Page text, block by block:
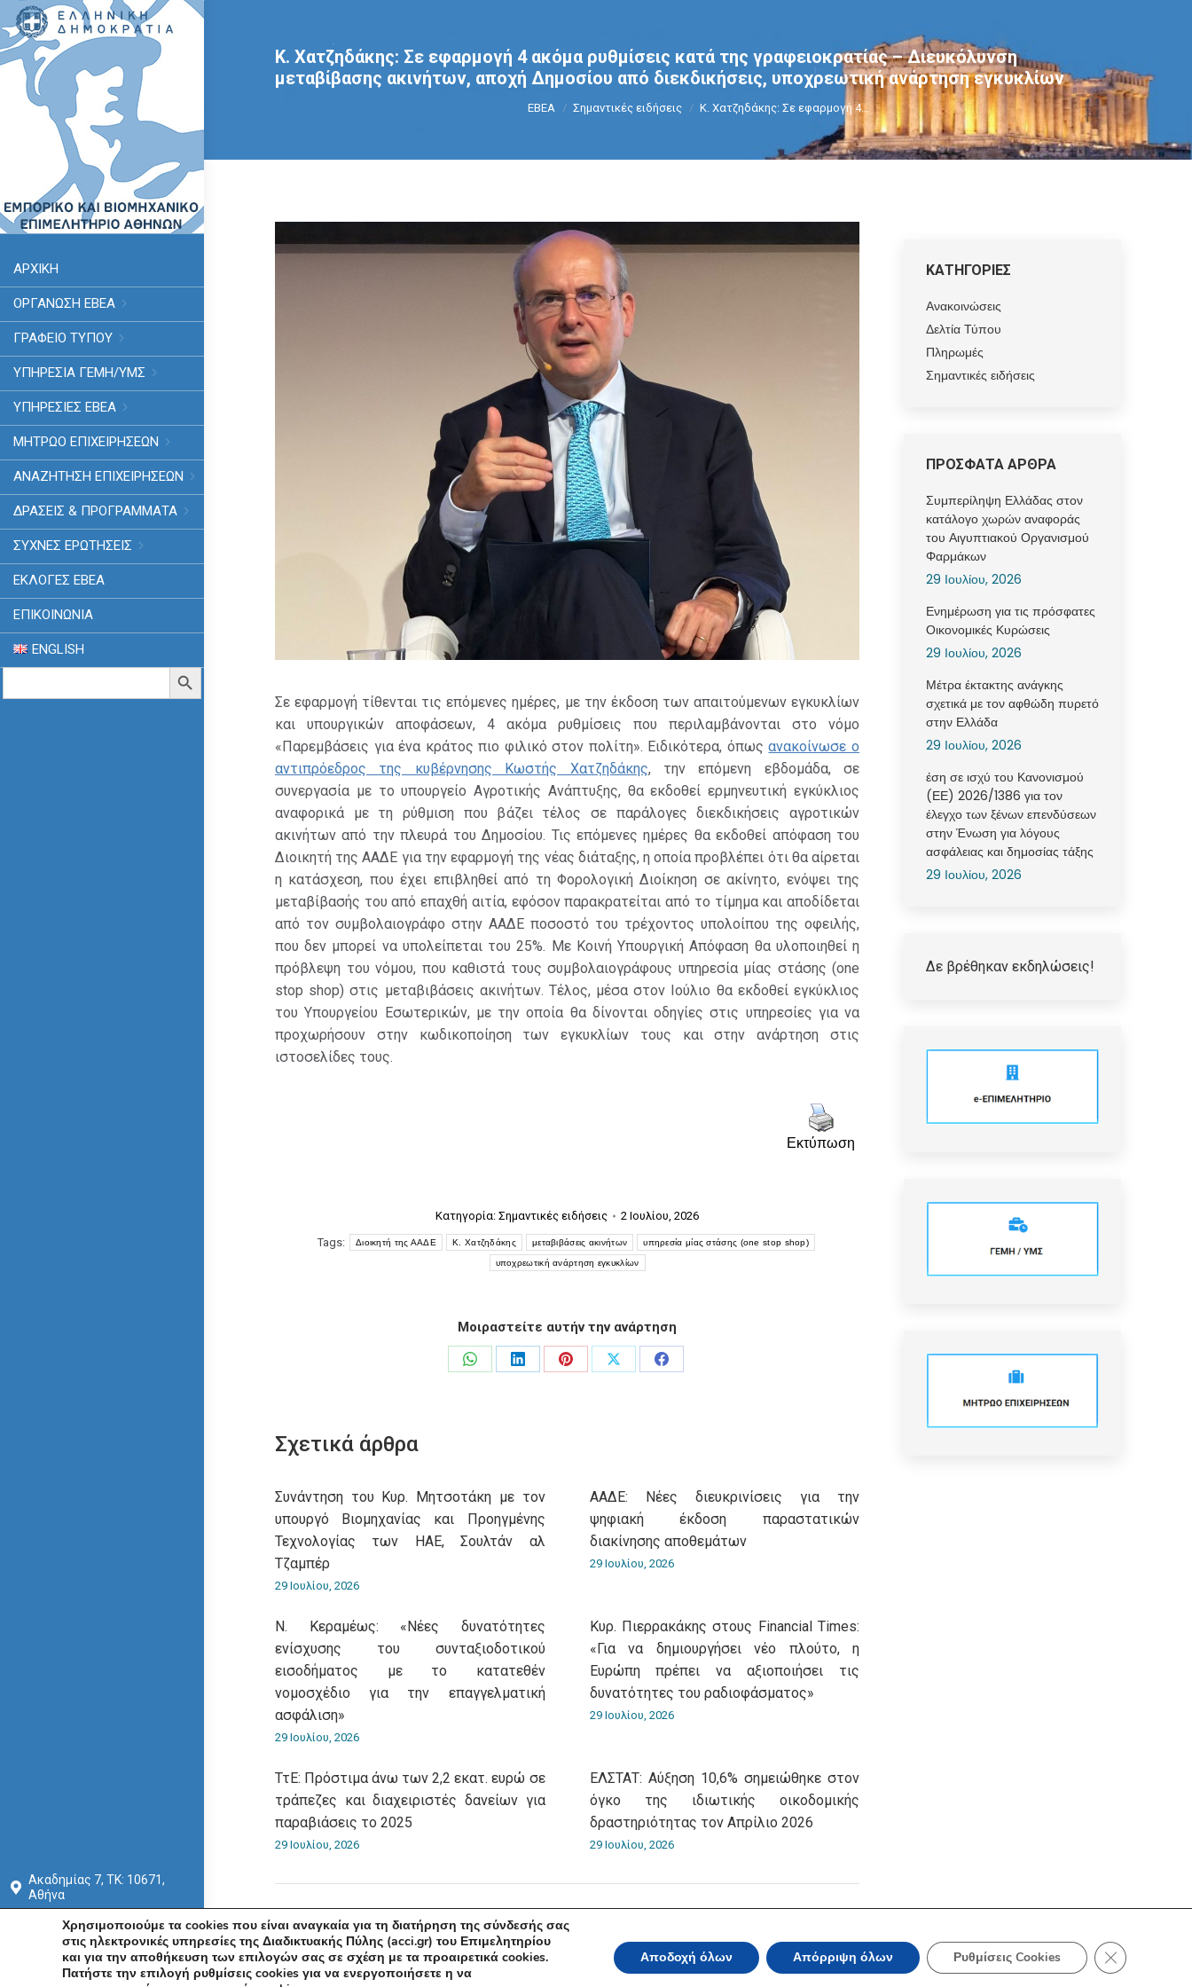
ΑΡΧΙΚΗ
ΟΡΓΑΝΩΣΗ ΕΒΕΑ
ΓΡΑΦΕΙΟ ΤΥΠΟΥ
ΥΠΗΡΕΣΊΑ ΓΕΜΗ/ΥΜΣ
ΥΠΗΡΕΣΙΕΣ ΕΒΕΑ
ΜΗΤΡΩΟ ΕΠΙΧΕΙΡΗΣΕΩΝ
ΑΝΑΖΗΤΗΣΗ ΕΠΙΧΕΙΡΗΣΕΩΝ
ΔΡΑΣΕΙΣ & ΠΡΟΓΡΑΜΜΑΤΑ
ΣΥΧΝΕΣ ΕΡΩΤΗΣΕΙΣ
ΕΚΛΟΓΈΣ ΕΒΕΑ
ΕΠΙΚΟΙΝΩΝΙΑ
ENGLISH
Search
Search Button
Ακαδημίας 7, ΤΚ: 10671,
Αθήνα
+30 210 3604815
info@acci.gr
Κ. Χατζηδάκης: Σε εφαρμογή 4 ακόμα ρυθμίσεις κατά της γραφειοκρατίας – Διευκόλυνση
μεταβίβασης ακινήτων, αποχή Δημοσίου από διεκδικήσεις, υποχρεωτική ανάρτηση εγκυκλίων
You are here:
ΕΒΕΑ Σημαντικές ειδήσεις Κ. Χατζηδάκης: Σε εφαρμογή 4…
Σε εφαρμογή τίθενται τις επόμενες ημέρες, με την έκδοση των απαιτούμενων εγκυκλίων
και υπουργικών αποφάσεων, 4 ακόμα ρυθμίσεις που περιλαμβάνονται στο νόμο
«Παρεμβάσεις για ένα κράτος πιο φιλικό στον πολίτη». Ειδικότερα, όπωςανακοίνωσε ο
αντιπρόεδρος της κυβέρνησης Κωστής Χατζηδάκης, την επόμενη εβδομάδα, σε
συνεργασία με το υπουργείο Αγροτικής Ανάπτυξης, θα εκδοθεί ερμηνευτική εγκύκλιος
αναφορικά με τη ρύθμιση που βάζει τέλος σε παράλογες διεκδικήσεις αγροτικών
ακινήτων από την πλευρά του Δημοσίου. Τις επόμενες ημέρες θα εκδοθεί απόφαση του
Διοικητή της ΑΑΔΕ για την εφαρμογή της νέας διάταξης, η οποία προβλέπει ότι θα αίρεται
η κατάσχεση, που έχει επιβληθεί από τη Φορολογική Διοίκηση σε ακίνητο, ενόψει της
μεταβίβασής του από επαχθή αιτία, εφόσον παρακρατείται από το τίμημα και αποδίδεται
από τον συμβολαιογράφο στην ΑΑΔΕ ποσοστό του τρέχοντος υπολοίπου της οφειλής,
που δεν μπορεί να υπολείπεται του 25%. Με Κοινή Υπουργική Απόφαση θα υλοποιηθεί η
πρόβλεψη του νόμου, που καθιστά τους συμβολαιογράφους υπηρεσία μίας στάσης (one
stop shop) στις μεταβιβάσεις ακινήτων. Τέλος, μέσα στον Ιούλιο θα εκδοθεί εγκύκλιος
του Υπουργείου Εσωτερικών, με την οποία θα δίνονται οδηγίες στις υπηρεσίες για να
προχωρήσουν στην κωδικοποίηση των εγκυκλίων τους και στην ανάρτηση στις
ιστοσελίδες τους.
Εκτύπωση
Κατηγορία: Σημαντικές ειδήσεις
2 Ιουλίου, 2026
Tags:
Διοικητή της ΑΑΔΕ Κ. Χατζηδάκης μεταβιβάσεις ακινήτων υπηρεσία μίας στάσης (one stop shop)
υποχρεωτική ανάρτηση εγκυκλίων
Μοιραστείτε αυτήν την ανάρτηση
Share
Share
Share
Share
Share
Σχετικά άρθρα
Συνάντηση του Κυρ. Μητσοτάκη με τον
υπουργό Βιομηχανίας και Προηγμένης
Τεχνολογίας των ΗΑΕ, Σουλτάν αλ
Τζαμπέρ
29 Ιουλίου, 2026
ΑΑΔΕ: Νέες διευκρινίσεις για την
ψηφιακή έκδοση παραστατικών
διακίνησης αποθεμάτων
29 Ιουλίου, 2026
Ν. Κεραμέως: «Νέες δυνατότητες
ενίσχυσης του συνταξιοδοτικού
εισοδήματος με το κατατεθέν
νομοσχέδιο για την επαγγελματική
ασφάλιση»
29 Ιουλίου, 2026
Κυρ. Πιερρακάκης στους Financial Times:
«Για να δημιουργήσει νέο πλούτο, η
Ευρώπη πρέπει να αξιοποιήσει τις
δυνατότητες του ραδιοφάσματος»
29 Ιουλίου, 2026
ΤτΕ: Πρόστιμα άνω των 2,2 εκατ. ευρώ σε
τράπεζες και διαχειριστές δανείων για
παραβιάσεις το 2025
29 Ιουλίου, 2026
ΕΛΣΤΑΤ: Αύξηση 10,6% σημειώθηκε στον
όγκο της ιδιωτικής οικοδομικής
δραστηριότητας τον Απρίλιο 2026
29 Ιουλίου, 2026
ΚΑΤΗΓΟΡΙΕΣ
Ανακοινώσεις
Δελτία Τύπου
Πληρωμές
Σημαντικές ειδήσεις
ΠΡΟΣΦΑΤΑ ΑΡΘΡΑ
Συμπερίληψη Ελλάδας στον
κατάλογο χωρών αναφοράς
του Αιγυπτιακού Οργανισμού
Φαρμάκων
29 Ιουλίου, 2026
Ενημέρωση για τις πρόσφατες
Οικονομικές Κυρώσεις
29 Ιουλίου, 2026
Μέτρα έκτακτης ανάγκης
σχετικά με τον αφθώδη πυρετό
στην Ελλάδα
29 Ιουλίου, 2026
έση σε ισχύ του Κανονισμού
(ΕΕ) 2026/1386 για τον
έλεγχο των ξένων επενδύσεων
στην Ένωση για λόγους
ασφάλειας και δημοσίας τάξης
29 Ιουλίου, 2026
Δε βρέθηκαν εκδηλώσεις!
© Εμπορικό και Βιομηχανικό Επιμελητήριο Αθηνών 2026 | Ακαδημίας 7, ΤΚ: 10671, Αθήνα, Τηλ: +30 210 3604815, e-mail: info@acci.gr
Όροι Χρήσης
Πολιτική Ασφάλειας|Πολιτική Απορρήτου |Δήλωση Προσβασιμότητας
Χρησιμοποιούμε τα cookies που είναι αναγκαία για τη διατήρηση της σύνδεσής σας
στις ηλεκτρονικές υπηρεσίες της Διαδικτυακής Πύλης (acci.gr) του Επιμελητηρίου
και για την αποθήκευση των επιλογών σας σε σχέση με τα προαιρετικά cookies.
Πατήστε την επιλογή ρυθμίσεις cookies για να ενεργοποιήσετε η να
Αποδοχή όλων Απόρριψη όλων Ρυθμίσεις Cookies Κλείσιμο του